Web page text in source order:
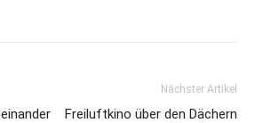
Nächster Artikel
Freiluftkino über den Dächern